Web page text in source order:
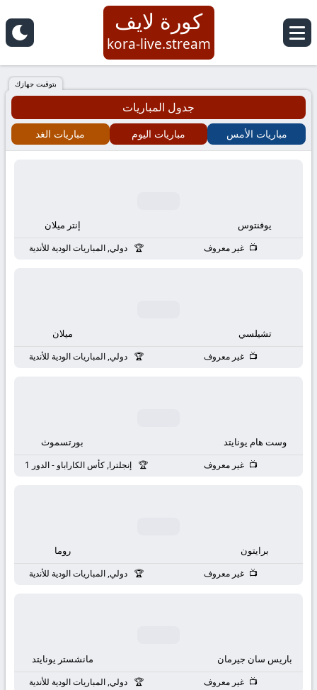
كورة
لايف
|
koora
مباريات
مباشر
live
كورة لايف
kora-live.stream
بتوقيت جهازك
جدول المباريات
مباريات الأمس مباريات اليوم مباريات الغد
يوفنتوس إنتر ميلان
غير معروف دولي, المباريات الودية للأندية
تشيلسي ميلان
غير معروف دولي, المباريات الودية للأندية
وست هام يونايتد بورتسموث
غير معروف إنجلترا, كأس الكاراباو - الدور 1
برايتون روما
غير معروف دولي, المباريات الودية للأندية
باريس سان جيرمان مانشستر يونايتد
غير معروف دولي, المباريات الودية للأندية